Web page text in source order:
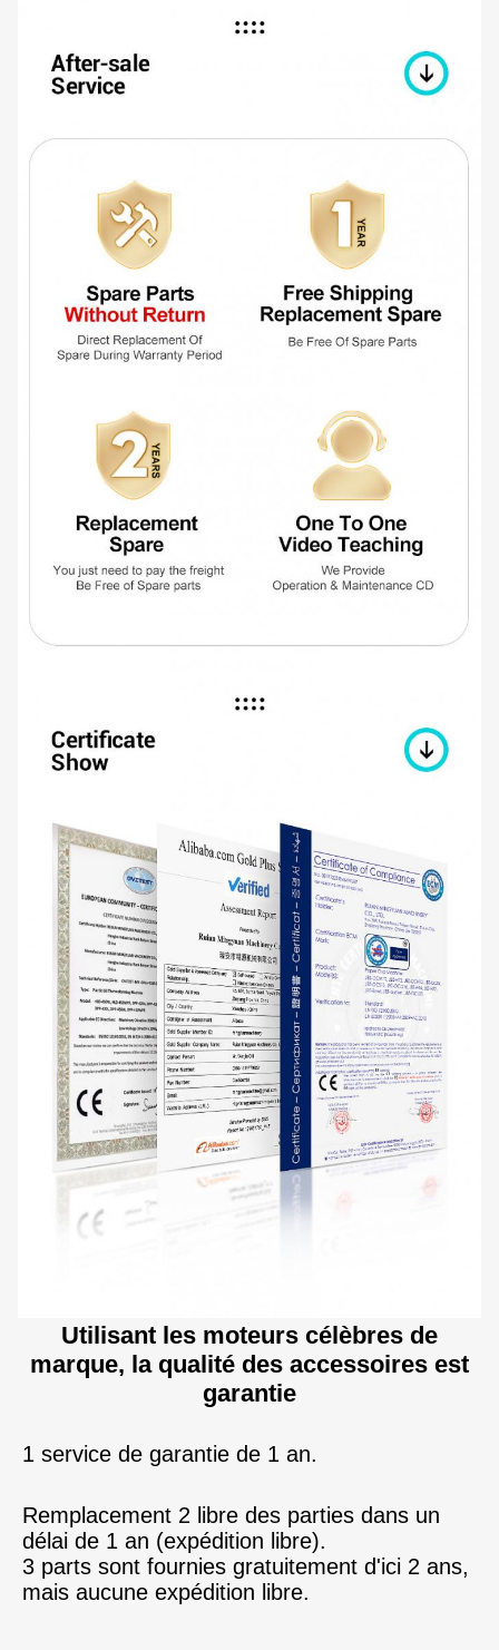
Utilisant les moteurs célèbres de
marque, la qualité des accessoires est
garantie
1 service de garantie de 1 an.
Remplacement 2 libre des parties dans un
délai de 1 an (expédition libre).
3 parts sont fournies gratuitement d'ici 2 ans,
mais aucune expédition libre.